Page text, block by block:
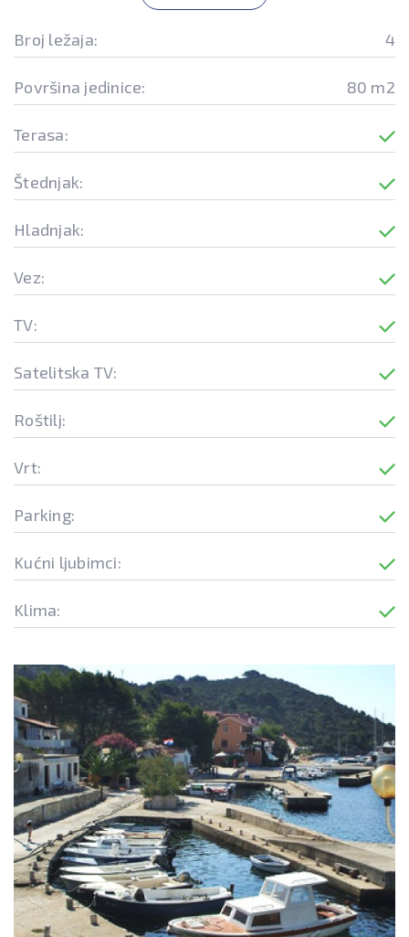
Broj ležaja: 4
Površina jedinice: 80 m2
Terasa:
Štednjak:
Hladnjak:
Vez:
TV:
Satelitska TV:
Roštilj:
Vrt:
Parking:
Kućni ljubimci:
Klima: